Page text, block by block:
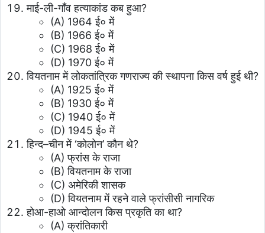
माई-ली-गाँव हत्याकांड कब हुआ?
(A) 1964 ई० में
(B) 1966 ई० में
(C) 1968 ई० में
(D) 1970 ई० में
वियतनाम में लोकतांत्रिक गणराज्य की स्थापना किस वर्ष हुई थी?
(A) 1925 ई० में
(B) 1930 ई० में
(C) 1940 ई० में
(D) 1945 ई० में
हिन्द–चीन में ‘कोलोन’ कौन थे?
(A) फ्रांस के राजा
(B) वियतनाम के राजा
(C) अमेरिकी शासक
(D) वियतनाम में रहने वाले फ्रांसीसी नागरिक
होआ-हाओ आन्दोलन किस प्रकृति का था?
(A) क्रांतिकारी